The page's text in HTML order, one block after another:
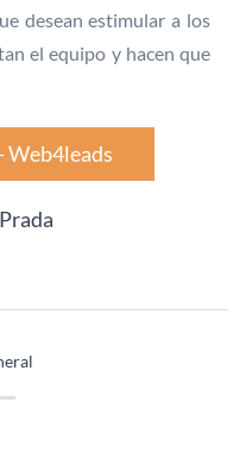
desean estimular a los
el equipo y hacen que
Web4leads